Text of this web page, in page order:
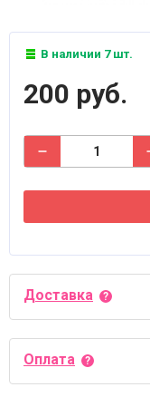
В наличии 7 шт.
200 руб.
Доставка
Оплата